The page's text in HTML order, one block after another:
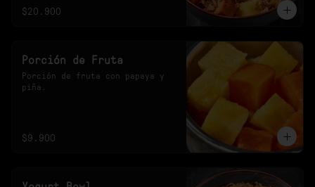
$20.900
Porción de Fruta
Porción de fruta con papaya y
piña.
$9.900